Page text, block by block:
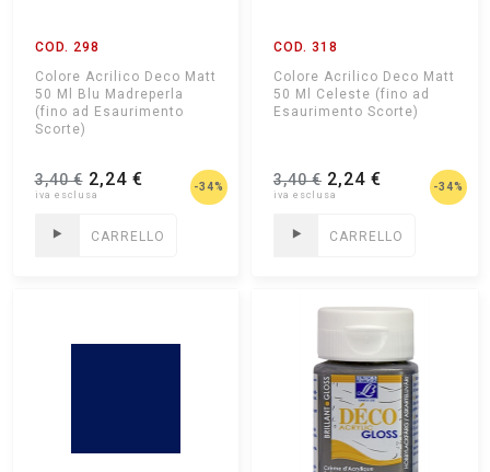
COD. 298
Colore Acrilico Deco Matt
50 Ml Blu Madreperla
(fino ad Esaurimento
Scorte)
3,40 €2,24 € -34%
CARRELLO
COD. 318
Colore Acrilico Deco Matt
50 Ml Celeste (fino ad
Esaurimento Scorte)
3,40 € 2,24 € -34%
CARRELLO